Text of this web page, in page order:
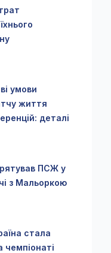
умови
життя
деталі
ПСЖ у
з Мальоркою
стала
чемпіонаті